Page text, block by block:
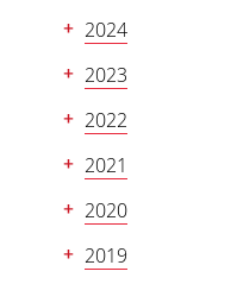
2024
2023
2022
2021
2020
2019